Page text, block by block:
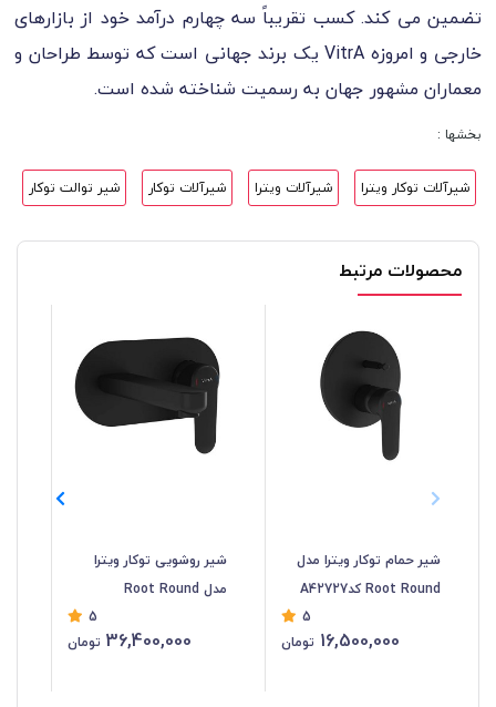
تضمین می کند. کسب تقریباً سه چهارم درآمد خود از بازارهای
خارجی و امروزه VitrA یک برند جهانی است که توسط طراحان و
معماران مشهور جهان به رسمیت شناخته شده است.
بخشها :
شیرآلات توکار ویترا شیرآلات ویترا شیرآلات توکار شیر توالت توکار
محصولات مرتبط
شیر حمام توکار ویترا مدل
Root Round کدA42727
5
16,500,000 تومان
شیر روشویی توکار ویترا
مدل Root Round
5
36,400,000 تومان